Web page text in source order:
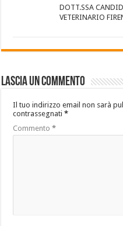
DOTT.SSA
VETERINARIO
Lascia un commento
Il tuo indirizzo email non sarà
contrassegnati*
Commento*